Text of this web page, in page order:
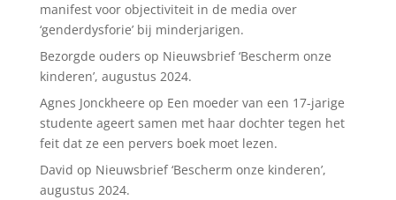
manifest voor objectiviteit in de media over
‘genderdysforie’ bij minderjarigen.
Bezorgde ouders op Nieuwsbrief ‘Bescherm onze
kinderen’, augustus 2024.
Agnes Jonckheere op Een moeder van een 17-jarige
studente ageert samen met haar dochter tegen het
feit dat ze een pervers boek moet lezen.
David op Nieuwsbrief ‘Bescherm onze kinderen’,
augustus 2024.